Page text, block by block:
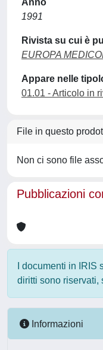
Anno
1991
Rivista su cui è
EUROPA
Appare nelle
01.01 - Articolo in
File in questo
Non ci sono file
Pubblicazioni
I documenti in IRIS
diritti sono riservati,
Informazioni